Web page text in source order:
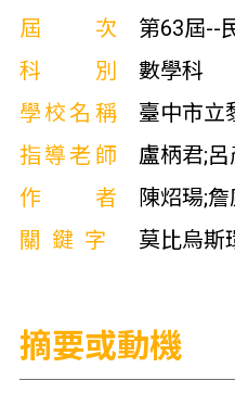
屆次
第63屆--
科別
數學科
學校名稱
臺中市立
指導老師
盧柄君;
作者
陳炤瑒;
關鍵字
莫比烏斯
摘要或動機